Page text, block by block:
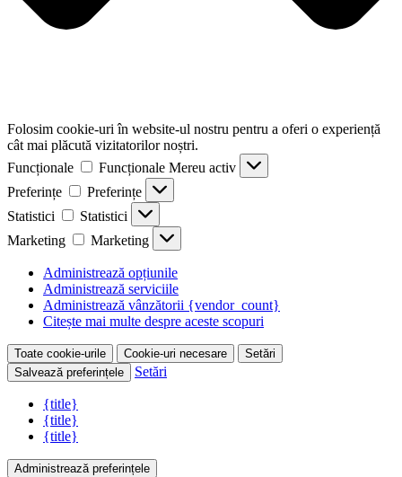
Folosim cookie-uri în website-ul nostru pentru a oferi o experiență
cât mai plăcută vizitatorilor noștri.
Funcționale
Funcționale Mereu activ
Preferințe
Preferințe
Statistici
Statistici
Marketing
Marketing
Administrează opțiunile
Administrează serviciile
Administrează vânzătorii {vendor_count}
Citește mai multe despre aceste scopuri
Toate cookie-urile Cookie-uri necesare
Setări
Salvează preferințele
Setări
{title}
{title}
{title}
Administrează preferințele